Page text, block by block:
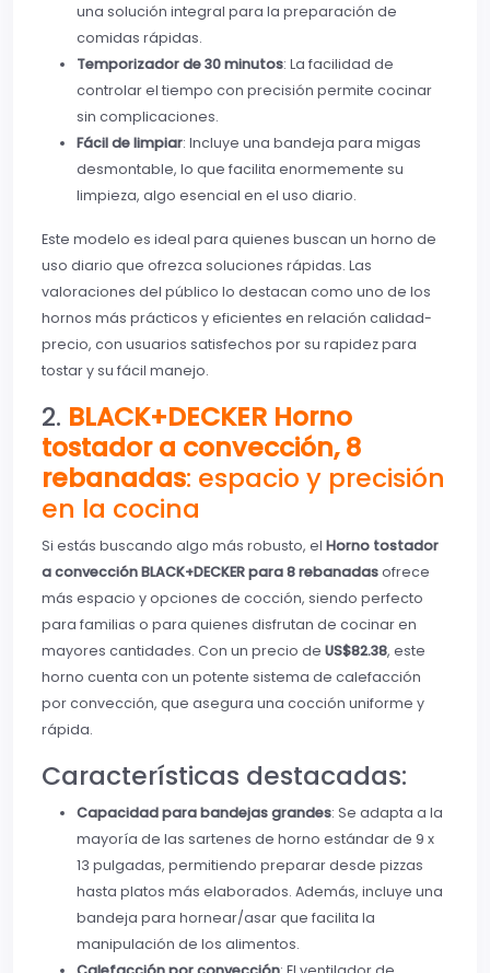
una solución integral para la preparación de
comidas rápidas.
Temporizador de 30 minutos: La facilidad de
controlar el tiempo con precisión permite cocinar
sin complicaciones.
Fácil de limpiar: Incluye una bandeja para migas
desmontable, lo que facilita enormemente su
limpieza, algo esencial en el uso diario.
Este modelo es ideal para quienes buscan un horno de
uso diario que ofrezca soluciones rápidas. Las
valoraciones del público lo destacan como uno de los
hornos más prácticos y eficientes en relación calidad-
precio, con usuarios satisfechos por su rapidez para
tostar y su fácil manejo.
2. BLACK+DECKER Horno
tostador a convección, 8
rebanadas: espacio y precisión
en la cocina
Si estás buscando algo más robusto, el Horno tostador
a convección BLACK+DECKER para 8 rebanadasofrece
más espacio y opciones de cocción, siendo perfecto
para familias o para quienes disfrutan de cocinar en
mayores cantidades. Con un precio de US$82.38, este
horno cuenta con un potente sistema de calefacción
por convección, que asegura una cocción uniforme y
rápida.
Características destacadas:
Capacidad para bandejas grandes: Se adapta a la
mayoría de las sartenes de horno estándar de 9 x
13 pulgadas, permitiendo preparar desde pizzas
hasta platos más elaborados. Además, incluye una
bandeja para hornear/asar que facilita la
manipulación de los alimentos.